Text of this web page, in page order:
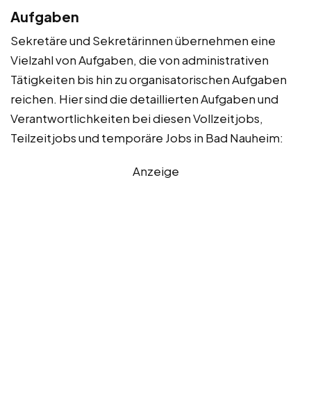
Aufgaben
Sekretäre und Sekretärinnen übernehmen eine
Vielzahl von Aufgaben, die von administrativen
Tätigkeiten bis hin zu organisatorischen Aufgaben
reichen. Hier sind die detaillierten Aufgaben und
Verantwortlichkeiten bei diesen Vollzeitjobs,
Teilzeitjobs und temporäre Jobs in Bad Nauheim:
Anzeige